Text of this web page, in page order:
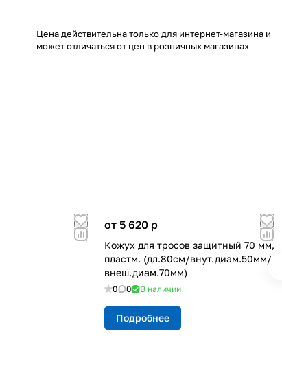
Цена действительна только для интернет-магазина и
может отличаться от цен в розничных магазинах
от 5 620 p
Кожух для тросов защитный 70 мм,
пластм. (дл.80см/внут.диам.50мм/
внеш.диам.70мм)
0 0 В наличии
Подробнее